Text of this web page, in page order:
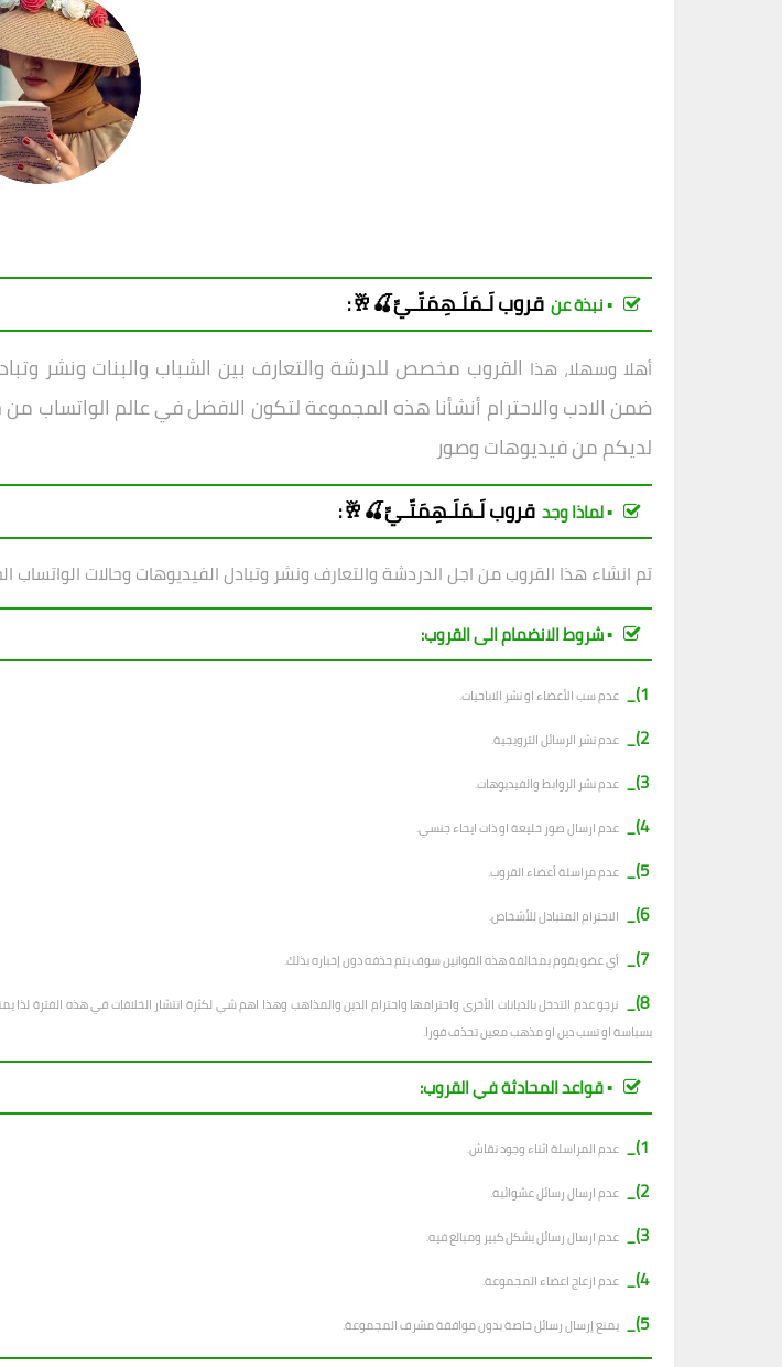
▪︎ نبذة عن قروب لَـمَلَـهِمَتّـيِّ🍒🥂:
أهلا وسهلا، هذا القروب مخصص للدرشة والتعارف بين الشباب والبنات ونشر
ضمن الادب والاحترام أنشأنا هذه المجموعة لتكون الافضل في عالم الواتساب من
لديكم من فيديوهات وصور
▪︎ لماذا وجد قروب لَـمَلَـهِمَتّـيِّ🍒🥂:
تم انشاء هذا القروب من اجل الدردشة والتعارف ونشر وتبادل الفيديوهات وحالات الواتساب
▪︎ شروط الانضمام الى القروب:
1)_
عدم سب الأعضاء او نشر الاباحيات.
2)_ عدم نشر الرسائل الترويجية.
3)_ عدم نشر الروابط والفيديوهات.
4)_ عدم ارسال صور خليعة او ذات ايحاء جنسي.
5)_ عدم مراسلة أعضاء القروب.
6)_ الاحترام المتبادل للأشخاص.
7)_ أي عضو يقوم بمخالفة هذه القوانين سوف يتم حذفه دون إخباره بذلك.
8)_
نرجو عدم التدخل بالديانات الأخرى واحترامها واحترام الدين والمذاهب وهذا اهم شي لكثرة انتشار الخلافات في هذه
بسياسة او تسب دين او مذهب معين تحذف فورا.
▪︎ قواعد المحادثة في القروب:
1)_
عدم المراسلة اثناء وجود نقاش.
2)_ عدم ارسال رسائل عشوائية.
3)_ عدم ارسال رسائل بشكل كبير ومبالغ فيه.
4)_ عدم ازعاج اعضاء المجموعة.
5)_ يمنع إرسال رسائل خاصة بدون موافقة مشرف المجموعة.